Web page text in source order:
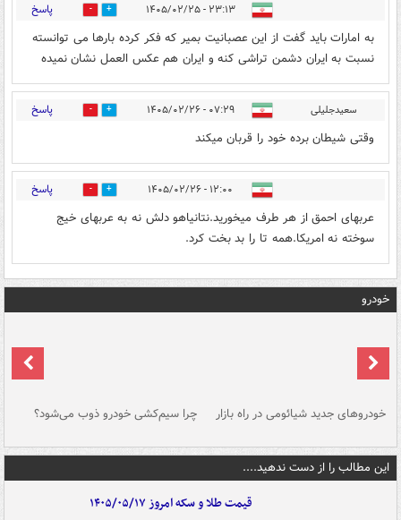
۲۳:۱۳ - ۱۴۰۵/۰۲/۲۵ 0 پاسخ
به امارات باید گفت از این عصبانیت بمیر که فکر کرده بارها می توانسته
نسبت به ایران دشمن تراشی کنه و ایران هم عکس العمل نشان نمیده
سعیدجلیلی ۰۷:۲۹ - ۱۴۰۵/۰۲/۲۶ 0 پاسخ
وقتی شیطان برده خود را قربان میکند
۱۲:۰۰ - ۱۴۰۵/۰۲/۲۶ 0 پاسخ
عربهای احمق از هر طرف میخورید.نتانیاهو دلش نه به عربهای خیج
سوخته نه امریکا.همه تا را بد بخت کرد.
خودرو
خودروهای جدید شیائومی در راه بازار چرا سیم‌کشی خودرو ذوب می‌شود؟
این مطالب را از دست ندهید....
قیمت طلا و سکه امروز ۱۴۰۵/۰۵/۱۷